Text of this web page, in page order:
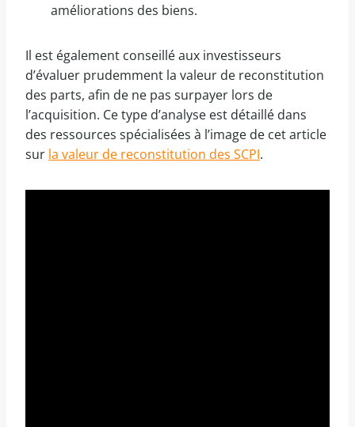
améliorations des biens.
Il est également conseillé aux investisseurs
d’évaluer prudemment la valeur de reconstitution
des parts, afin de ne pas surpayer lors de
l’acquisition. Ce type d’analyse est détaillé dans
des ressources spécialisées à l’image de cet article
sur la valeur de reconstitution des SCPI.